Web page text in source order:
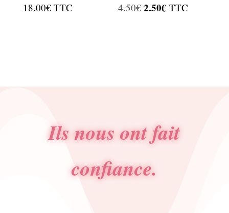
18.00€ TTC 4.50€ Le
2.50€ Le
TTC
Ils nous ont fait
confiance.